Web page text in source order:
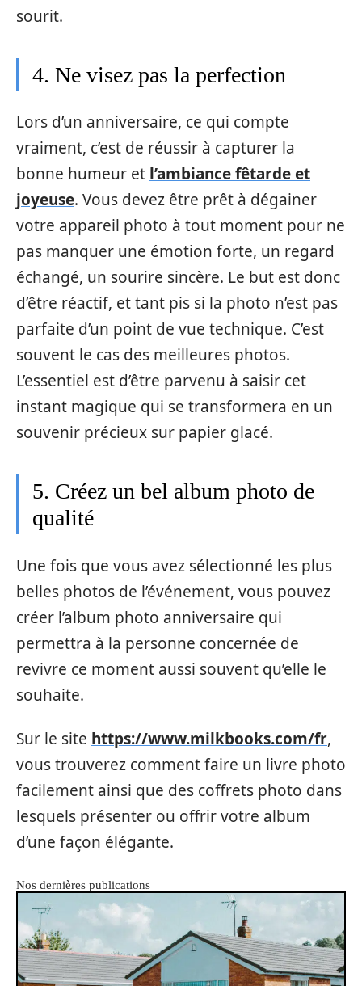
sourit.
4. Ne visez pas la perfection
Lors d’un anniversaire, ce qui compte
vraiment, c’est de réussir à capturer la
bonne humeur et l’ambiance fêtarde et
joyeuse. Vous devez être prêt à dégainer
votre appareil photo à tout moment pour ne
pas manquer une émotion forte, un regard
échangé, un sourire sincère. Le but est donc
d’être réactif, et tant pis si la photo n’est pas
parfaite d’un point de vue technique. C’est
souvent le cas des meilleures photos.
L’essentiel est d’être parvenu à saisir cet
instant magique qui se transformera en un
souvenir précieux sur papier glacé.
5. Créez un bel album photo de
qualité
Une fois que vous avez sélectionné les plus
belles photos de l’événement, vous pouvez
créer l’album photo anniversaire qui
permettra à la personne concernée de
revivre ce moment aussi souvent qu’elle le
souhaite.
Sur le site https://www.milkbooks.com/fr,
vous trouverez comment faire un livre photo
facilement ainsi que des coffrets photo dans
lesquels présenter ou offrir votre album
d’une façon élégante.
Nos dernières publications